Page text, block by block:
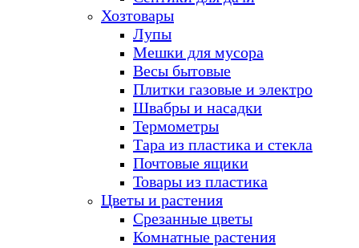
Хозтовары
Лупы
Мешки для мусора
Весы бытовые
Плитки газовые и электро
Швабры и насадки
Термометры
Тара из пластика и стекла
Почтовые ящики
Товары из пластика
Цветы и растения
Срезанные цветы
Комнатные растения